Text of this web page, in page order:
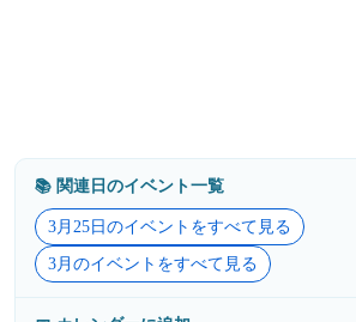
📚️ 関連日のイベント一覧
3月25日のイベントをすべて見る
3月のイベントをすべて見る